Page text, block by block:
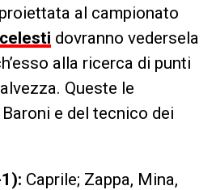
al campionato
dovranno vedersela
alla ricerca di punti
Queste le
e del tecnico dei
Caprile; Zappa, Mina,